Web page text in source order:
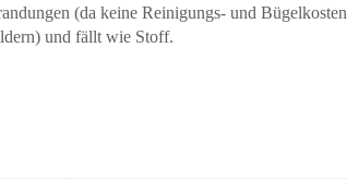
(da keine Reinigungs- und Bügelkosten
und fällt wie Stoff.